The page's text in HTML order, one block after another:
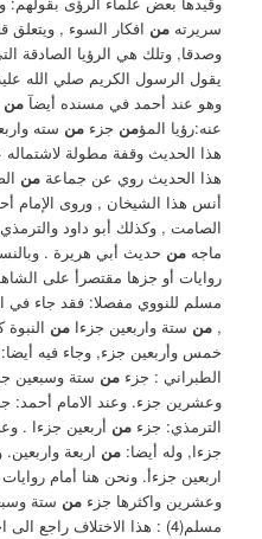
سريرتهمن افكار السوء , ويتعلق
وصدقا, وتلك هي الرؤيا الصادقة
يقول الرسول الكريم صلي الله
وهو عند أحمد في مسنده أيضآمن
عنه:رؤيا المؤمن جزءمن سته
هذا الحديث وقفة مطولة
هذا الحديث روي عن جماعةمن
أنس هذا الشيخان , وروى الإمام
الصامت , وكذلك أبو داود
ماجهمن حديث أبي هريرة .
روايات أو جزها مقتصرأ على
مسلم للنووي مفصلا: ‏فقد جاء في
,من ستة واربعين جزءامن النبوة كما
خمس وأربعين جزء, وجاء فيه
الطبراني : جزءمن ستة وسبعين
وعشرين جزء. وعند الامام أحمد:
الترمذي: جزءمن أربعين جزءا ‏.
جزءا, وله أيضا:من اربعة
اربعين جزءأ. ‏ونحن هنا أمام
وعشرين واكثرها جزءمن ستة
مسلم(4) : هذا الاختلاف راجع الى اختلاف حال الرائي , فالمؤ